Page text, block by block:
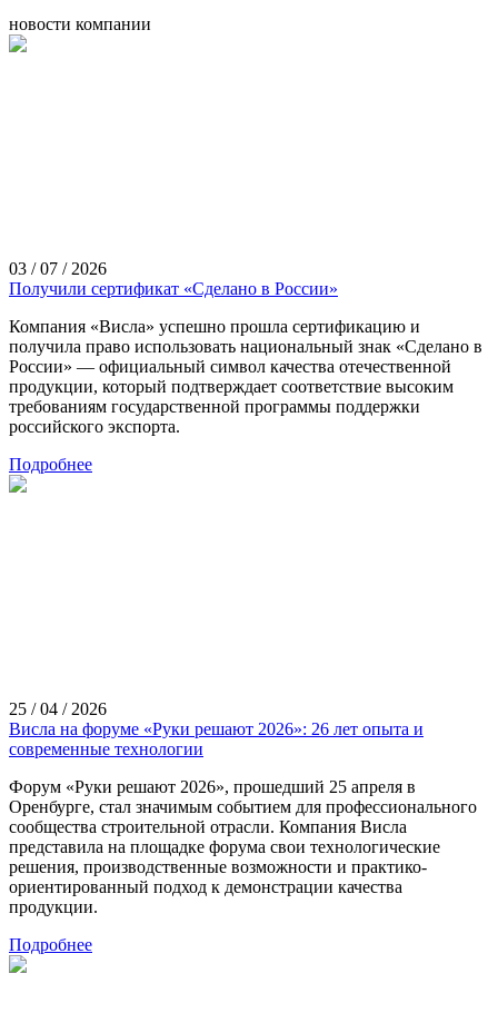
новости компании
03 / 07 / 2026
Получили сертификат «Сделано в России»
Компания «Висла» успешно прошла сертификацию и
получила право использовать национальный знак «Сделано в
России» — официальный символ качества отечественной
продукции, который подтверждает соответствие высоким
требованиям государственной программы поддержки
российского экспорта.
Подробнее
25 / 04 / 2026
Висла на форуме «Руки решают 2026»: 26 лет опыта и
современные технологии
Форум «Руки решают 2026», прошедший 25 апреля в
Оренбурге, стал значимым событием для профессионального
сообщества строительной отрасли. Компания Висла
представила на площадке форума свои технологические
решения, производственные возможности и практико-
ориентированный подход к демонстрации качества
продукции.
Подробнее